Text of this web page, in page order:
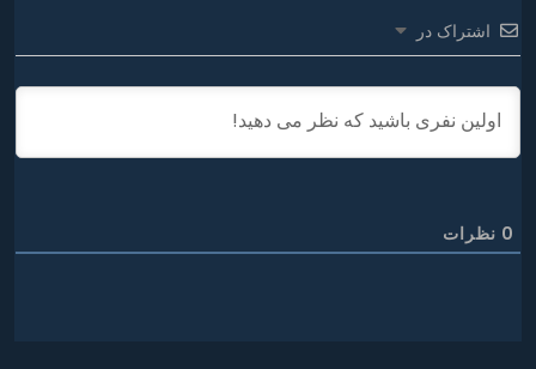
اشتراک در
0 نظرات